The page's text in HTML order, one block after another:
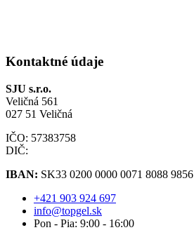
Kontaktné údaje
SJU s.r.o.
Veličná 561
027 51 Veličná
IČO: 57383758
DIČ:
IBAN: SK33 0200 0000 0071 8088 9856
+421 903 924 697
info@topgel.sk
Pon - Pia: 9:00 - 16:00